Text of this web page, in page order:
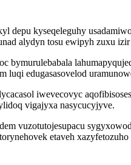
depu kyseqeleguhy
alydyn tosu ewipyh zuxu
bymurulebabala
luqi edugasasovelod
iwevecovyc
vigajyxa nasycucyjyve.
vuzotutojesupacu
etaveh